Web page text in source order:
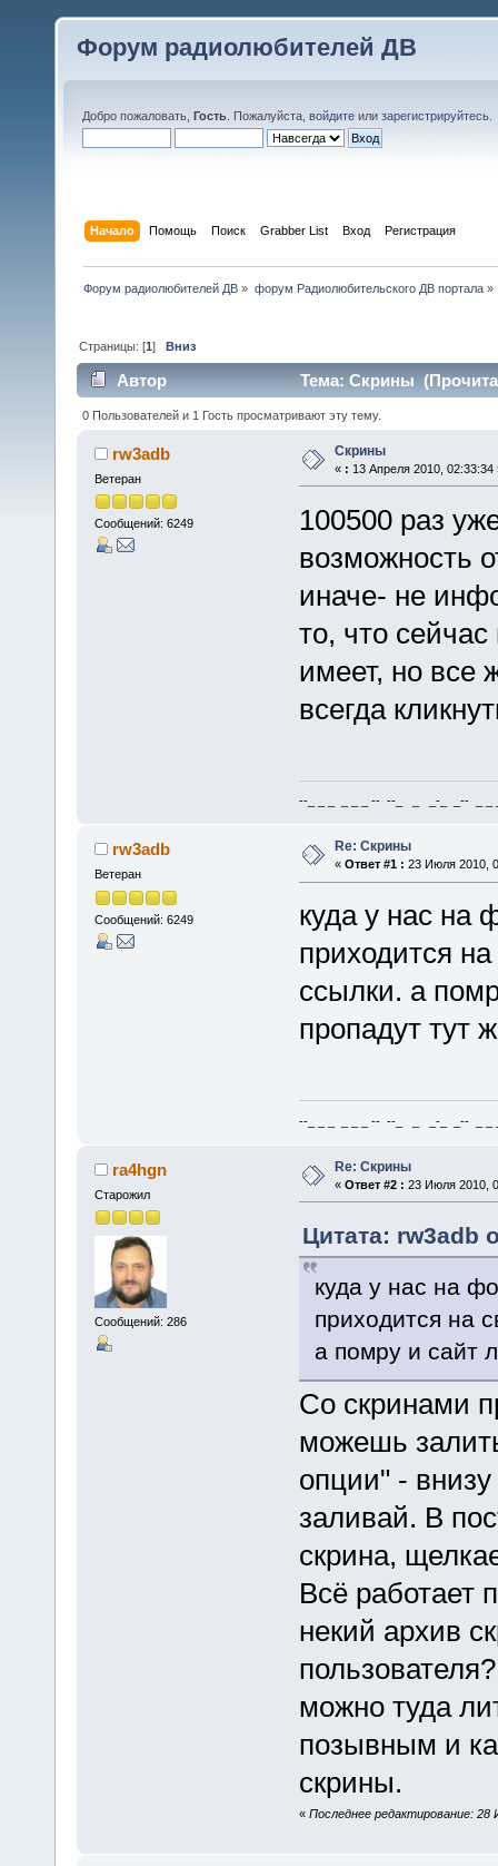
Форум радиолюбителей ДВ
Добро пожаловать, Гость . Пожалуйста, войдите или зарегистрируйтесь
Начало Помощь Поиск Grabber List Вход Регистрация
Форум радиолюбителей ДВ » форум Радиолюбительского ДВ портала»
Страницы: [1]Вниз
Автор Тема: Скрины
0 Пользователей и 1 Гость просматривают эту тему.
rw3adb
Ветеран
Сообщений: 6249
Скрины
« : 13 Апреля 2010, 02:33:34
100500 раз
иначе- не
то, что
имеет, но все
всегда
--_ _ _ _ _ _ -- --_ _ _-_ _-- _ _
rw3adb
Ветеран
Сообщений: 6249
Re: Скрины
« Ответ #1 : 23 Июля 2010,
куда у нас на
приходится
ссылки. а
пропадут тут
--_ _ _ _ _ _ -- --_ _ _-_ _-- _ _
ra4hgn
Старожил
Сообщений: 286
Re: Скрины
« Ответ #2 : 23 Июля 2010,
Цитата: rw3adb
куда у нас на
приходится на
а помру и сайт
Со скринами
можешь
опции" -
заливай. В
скрина,
Всё работает
некий архив
можно туда
позывным и
скрины.
« Последнее редактирование: 28